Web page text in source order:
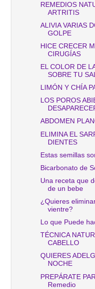
REMEDIOS
ARTRITIS
ALIVIA VARIAS
GOLPE
HICE CRECER
CIRUGÍAS
EL COLOR DE
SOBRE TU
LIMÓN Y CHÍA
LOS POROS
ABDOMEN
ELIMINA EL
DIENTES
Estas semillas
Bicarbonato de
Una receta que
de un bebe
¿Quieres
vientre?
Lo que Puede
TÉCNICA
CABELLO
QUIERES
NOCHE
PREPÁRATE
Remedio